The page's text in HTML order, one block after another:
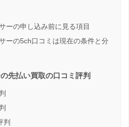
ーの申し込み前に見る項目
ーの5ch口コミは現在の条件と分
先払い買取の口コミ評判
判